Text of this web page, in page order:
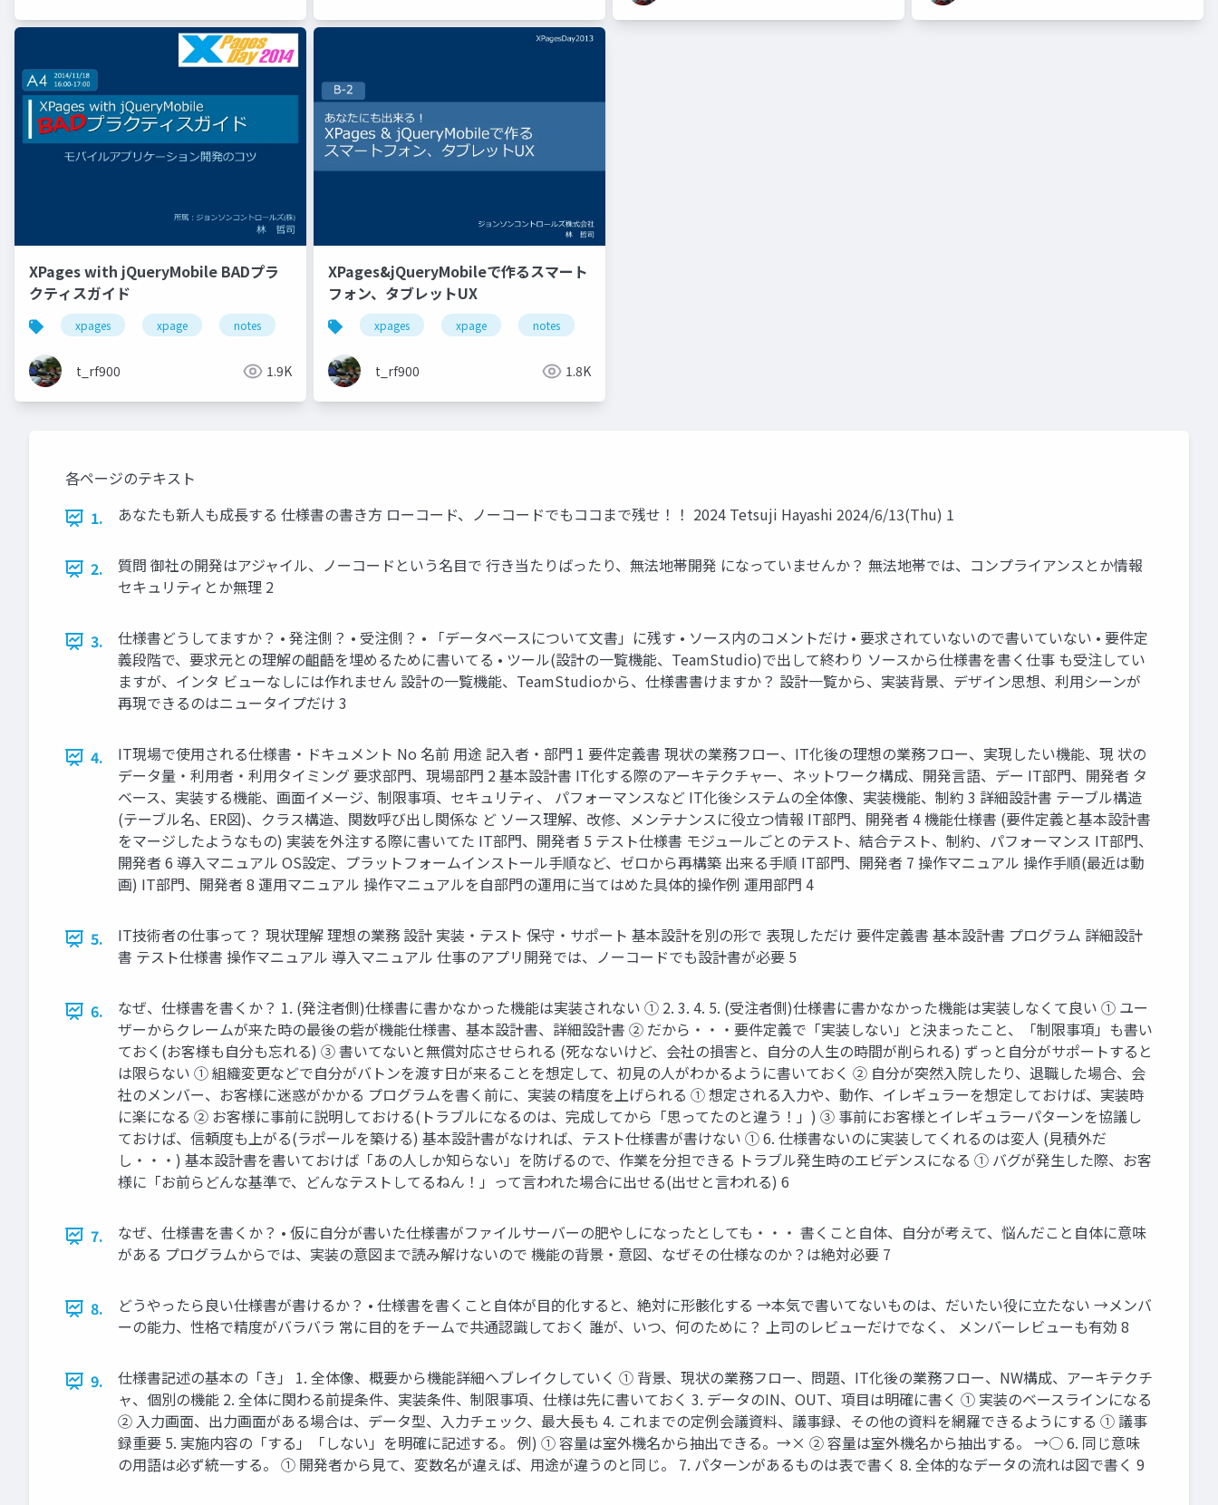
XPages with jQueryMobile BADプラ
クティスガイド
xpages xpage notes domino jquerymobile
t_rf900 1.9K
XPages&jQueryMobileで作るスマート
フォン、タブレットUX
xpages xpage notes
t_rf900 1.8K
各ページのテキスト
1.
あなたも新人も成長する 仕様書の書き方 ローコード、ノーコードでもココまで残せ！！ 2024 Tetsuji Hayashi 2024/6/13(Thu) 1
2.
質問 御社の開発はアジャイル、ノーコードという名目で 行き当たりばったり、無法地帯開発 になっていませんか？ 無法地帯では、コンプライアンスとか情報
セキュリティとか無理 2
3.
仕様書どうしてますか？ • 発注側？ • 受注側？ • 「データベースについて文書」に残す • ソース内のコメントだけ • 要求されていないので書いていない • 要件定
義段階で、要求元との理解の齟齬を埋めるために書いてる • ツール(設計の一覧機能、TeamStudio)で出して終わり ソースから仕様書を書く仕事 も受注してい
ますが、インタ ビューなしには作れません 設計の一覧機能、TeamStudioから、仕様書書けますか？ 設計一覧から、実装背景、デザイン思想、利用シーンが
再現できるのはニュータイプだけ 3
4.
IT現場で使用される仕様書・ドキュメント No 名前 用途 記入者・部門 1 要件定義書 現状の業務フロー、IT化後の理想の業務フロー、実現したい機能、現 状の
データ量・利用者・利用タイミング 要求部門、現場部門 2 基本設計書 IT化する際のアーキテクチャー、ネットワーク構成、開発言語、デー IT部門、開発者 タ
ベース、実装する機能、画面イメージ、制限事項、セキュリティ、 パフォーマンスなど IT化後システムの全体像、実装機能、制約 3 詳細設計書 テーブル構造
(テーブル名、ER図)、クラス構造、関数呼び出し関係な ど ソース理解、改修、メンテナンスに役立つ情報 IT部門、開発者 4 機能仕様書 (要件定義と基本設計書
をマージしたようなもの) 実装を外注する際に書いてた IT部門、開発者 5 テスト仕様書 モジュールごとのテスト、結合テスト、制約、パフォーマンス IT部門、
開発者 6 導入マニュアル OS設定、プラットフォームインストール手順など、ゼロから再構築 出来る手順 IT部門、開発者 7 操作マニュアル 操作手順(最近は動
画) IT部門、開発者 8 運用マニュアル 操作マニュアルを自部門の運用に当てはめた具体的操作例 運用部門 4
5.
IT技術者の仕事って？ 現状理解 理想の業務 設計 実装・テスト 保守・サポート 基本設計を別の形で 表現しただけ 要件定義書 基本設計書 プログラム 詳細設計
書 テスト仕様書 操作マニュアル 導入マニュアル 仕事のアプリ開発では、ノーコードでも設計書が必要 5
6.
なぜ、仕様書を書くか？ 1. (発注者側)仕様書に書かなかった機能は実装されない ① 2. 3. 4. 5. (受注者側)仕様書に書かなかった機能は実装しなくて良い ① ユー
ザーからクレームが来た時の最後の砦が機能仕様書、基本設計書、詳細設計書 ② だから・・・要件定義で「実装しない」と決まったこと、「制限事項」も書い
ておく(お客様も自分も忘れる) ③ 書いてないと無償対応させられる (死なないけど、会社の損害と、自分の人生の時間が削られる) ずっと自分がサポートすると
は限らない ① 組織変更などで自分がバトンを渡す日が来ることを想定して、初見の人がわかるように書いておく ② 自分が突然入院したり、退職した場合、会
社のメンバー、お客様に迷惑がかかる プログラムを書く前に、実装の精度を上げられる ① 想定される入力や、動作、イレギュラーを想定しておけば、実装時
に楽になる ② お客様に事前に説明しておける(トラブルになるのは、完成してから「思ってたのと違う！」) ③ 事前にお客様とイレギュラーパターンを協議し
ておけば、信頼度も上がる(ラポールを築ける) 基本設計書がなければ、テスト仕様書が書けない ① 6. 仕様書ないのに実装してくれるのは変人 (見積外だ
し・・・) 基本設計書を書いておけば「あの人しか知らない」を防げるので、作業を分担できる トラブル発生時のエビデンスになる ① バグが発生した際、お客
様に「お前らどんな基準で、どんなテストしてるねん！」って言われた場合に出せる(出せと言われる) 6
7.
なぜ、仕様書を書くか？ • 仮に自分が書いた仕様書がファイルサーバーの肥やしになったとしても・・・ 書くこと自体、自分が考えて、悩んだこと自体に意味
がある プログラムからでは、実装の意図まで読み解けないので 機能の背景・意図、なぜその仕様なのか？は絶対必要 7
8.
どうやったら良い仕様書が書けるか？ • 仕様書を書くこと自体が目的化すると、絶対に形骸化する →本気で書いてないものは、だいたい役に立たない →メンバ
ーの能力、性格で精度がバラバラ 常に目的をチームで共通認識しておく 誰が、いつ、何のために？ 上司のレビューだけでなく、 メンバーレビューも有効 8
9.
仕様書記述の基本の「き」 1. 全体像、概要から機能詳細へブレイクしていく ① 背景、現状の業務フロー、問題、IT化後の業務フロー、NW構成、アーキテクチ
ャ、個別の機能 2. 全体に関わる前提条件、実装条件、制限事項、仕様は先に書いておく 3. データのIN、OUT、項目は明確に書く ① 実装のベースラインになる
② 入力画面、出力画面がある場合は、データ型、入力チェック、最大長も 4. これまでの定例会議資料、議事録、その他の資料を網羅できるようにする ① 議事
録重要 5. 実施内容の「する」「しない」を明確に記述する。 例) ① 容量は室外機名から抽出できる。→× ② 容量は室外機名から抽出する。 →○ 6. 同じ意味
の用語は必ず統一する。 ① 開発者から見て、変数名が違えば、用途が違うのと同じ。 7. パターンがあるものは表で書く 8. 全体的なデータの流れは図で書く 9